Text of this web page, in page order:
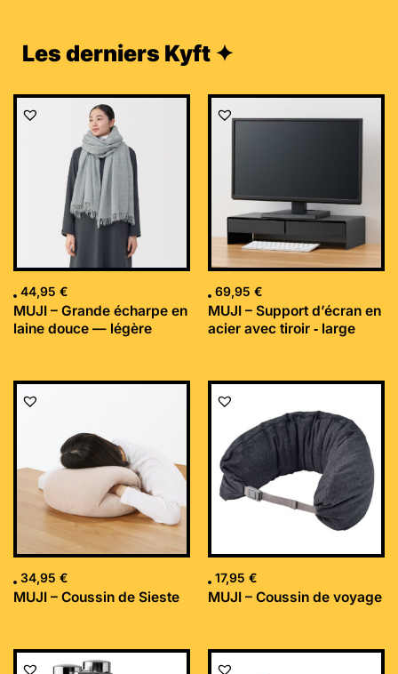
Les derniers Kyft ✦
44,95 €
MUJI – Grande écharpe en
laine douce — légère
69,95 €
MUJI – Support d’écran en
acier avec tiroir ‐ large
34,95 €
MUJI – Coussin de Sieste
17,95 €
MUJI – Coussin de voyage
Le
Le